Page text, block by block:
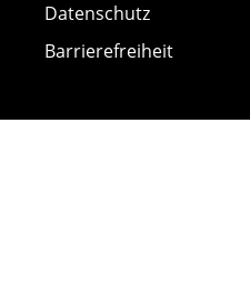
Datenschutz
Barrierefreiheit